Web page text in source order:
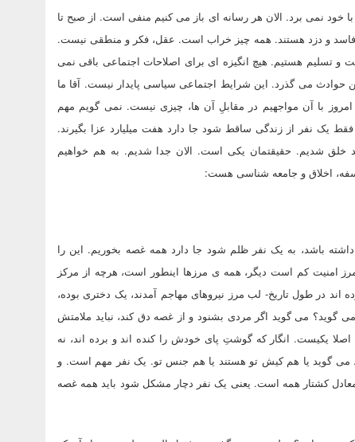
خود نمی برد. الان هر رسانه ای باز می کنیم منفی است. از صبح تا
و دزد هستند. همه چیز خراب است. عقل، فکر و منطقی نیست.
و تسلیم هستیم. هیچ انگیزه ای برای اصلاحات اجتماعی باقی نمی
حوادث می گذرد. این شرایط اجتماعی سیاسی پایدار نیست. آقا ما
امروز با آن مواجهیم در مقابلِ آن ها، چیزی نیست. نمی گویم مهم
یک نفر از زندگی ساقط شود جا دارد هفت میلیارد عزا بگیرند.
شدیم. حقیقتمان یکی است. الان جدا شدیم. به هم خواهیم
اخلاق و جامعه شناسی هست:
باشد، به یک نفر ظلم شود جا دارد همه غصه بخوریم. این را
امنیت کم است دیگر، همه ی مرزها اینطور است، هرچه از مرکز
طول تاریخ- لب مرز نیروهای مهاجم آمدند، یک دختری بوده،
می گوید؟ می گوید اگر مردی بشنود و از غصه دق کند، نباید ملامتش
یکیست. انگار که گوشتِ پای خودش را کنده اند و برده اند، نه
گوید یا هم کیش تو هستند یا هم جنس تو. یک نفر مهم است. و
کشتار همه است. یعنی یک نفر دچار مشکل شود باید همه غصه